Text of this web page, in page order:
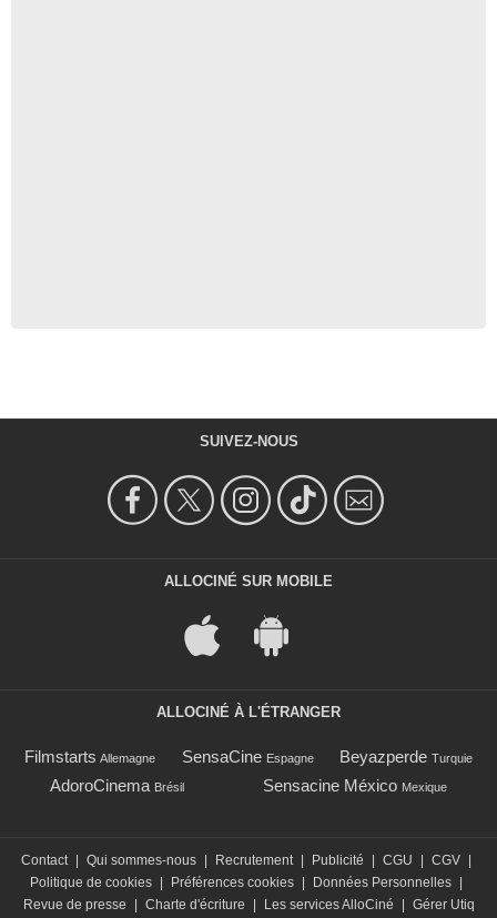
SUIVEZ-NOUS
ALLOCINÉ SUR MOBILE
ALLOCINÉ À L'ÉTRANGER
Filmstarts Allemagne SensaCine Espagne Beyazperde Turquie
AdoroCinema Brésil Sensacine México Mexique
Contact | Qui sommes-nous | Recrutement | Publicité | CGU | CGV |
Politique de cookies | Préférences cookies | Données Personnelles |
Revue de presse
| Charte d'écriture | Les services AlloCiné | Gérer Utiq